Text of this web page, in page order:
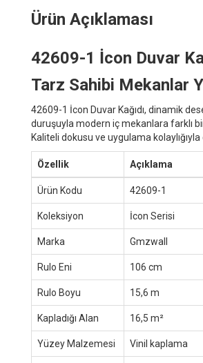
Ürün Açıklaması
42609-1 İcon Duvar
Tarz Sahibi Mekanlar
42609-1 İcon Duvar Kağıdı, dinamik
duruşuyla modern iç mekanlara farklı
Kaliteli dokusu ve uygulama kolaylığıyla
Özellik Açıklama
Ürün Kodu 42609-1
Koleksiyon İcon Serisi
Marka Gmzwall
Rulo Eni 106 cm
Rulo Boyu 15,6 m
Kapladığı Alan 16,5 m²
Yüzey Malzemesi Vinil kaplama